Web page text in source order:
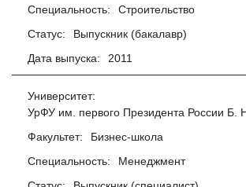
Специальность:
Строительство
Статус:
Выпускник (бакалавр)
Дата выпуска:
2011
Университет:
УрФУ им. первого Президента России Б.
Факультет:
Бизнес-школа
Специальность:
Менеджмент